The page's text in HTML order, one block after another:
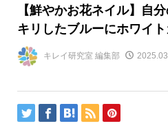
【鮮やかお花ネイル】自
キリしたブルーにホワイ
キレイ研究室 編集部